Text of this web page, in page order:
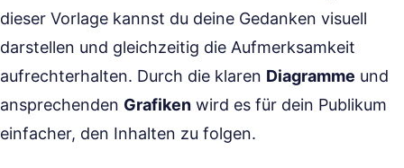
dieser Vorlage kannst du deine Gedanken visuell
darstellen und gleichzeitig die Aufmerksamkeit
aufrechterhalten. Durch die klaren Diagramme und
ansprechenden Grafiken wird es für dein Publikum
einfacher, den Inhalten zu folgen.